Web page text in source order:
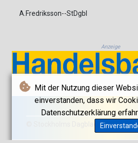
Mit der Nutzung dieser
einverstanden, dass wir
Datenschutzerklärung
A.Fredriksson--StDgbl
Anzeige
© Stockholms Dagblad 2026 - Alle